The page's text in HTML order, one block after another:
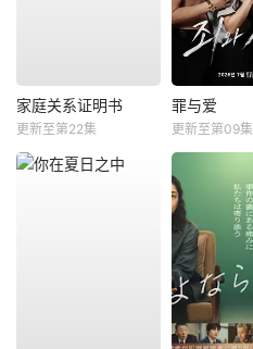
家庭关系证明书
更新至第22集
罪与爱
更新至第09集